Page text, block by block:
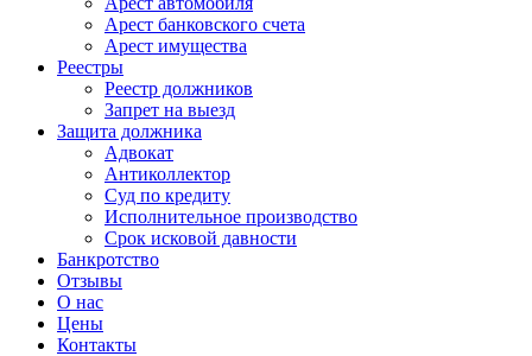
Арест банковского счета
Арест имущества
Реестры
Реестр должников
Запрет на выезд
Защита должника
Адвокат
Антиколлектор
Суд по кредиту
Исполнительное производство
Срок исковой давности
Банкротство
Отзывы
О нас
Цены
Контакты